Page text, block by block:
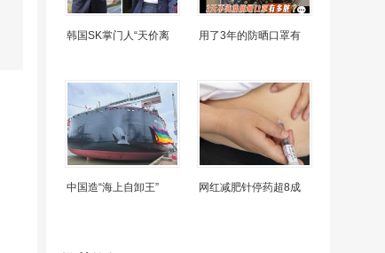
韩国SK掌门人“天价离 用了3年的防晒口罩有
中国造“海上自卸王” 网红减肥针停药超8成